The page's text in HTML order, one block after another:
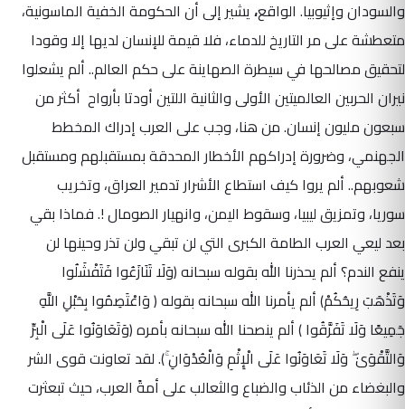
والسودان وإثيوبيا. الواقع،يشير إلى أن الحكومة الخفية الماسونية،
متعطشة على مر التاريخ للدماء، فلا قيمة للإنسان لديها إلا وقودا
لتحقيق مصالحها في سيطرة الصهاينة على حكم العالم.. ألم يشعلوا
نيران الحربين العالميتين الأولى والثانية اللتين أودتا بأرواح أكثر من
سبعون مليون إنسان. من هنا، وجب على العرب إدراك المخطط
الجهنمي، وضرورة إدراكهم الأخطار المحدقة بمستقبلهم ومستقبل
شعوبهم.. ألم يروا كيف استطاع الأشرار تدمير العراق، وتخريب
سوريا، وتمزيق ليبيا، وسقوط اليمن، وانهيار الصومال !. فماذا بقي
بعد ليعي العرب الطامة الكبرى التي لن تبقي ولن تذر وحينها لن
ينفع الندم؟ ألم يحذرنا الله بقوله سبحانه(وَلَا تَنَازَعُوا فَتَفْشَلُوا
وَتَذْهَبَ رِيحُكُمْ)ألم يأمرنا الله سبحانه بقوله( وَاعْتَصِمُوا بِحَبْلِ اللَّهِ
جَمِيعًا وَلَا تَفَرَّقُوا )ألم ينصحنا الله سبحانه بأمره(وَتَعَاوَنُوا عَلَى الْبِرِّ
وَالتَّقْوَىٰ ۖ وَلَا تَعَاوَنُوا عَلَى الْإِثْمِ وَالْعُدْوَانِ ۚ). لقد تعاونت قوى الشر
والبغضاء من الذئاب والضباع والثعالب على أمةً العرب، حيث تبعثرت